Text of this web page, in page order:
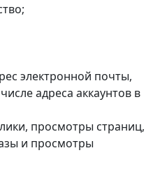
электронной почты,
адреса аккаунтов в
просмотры страниц,
и просмотры